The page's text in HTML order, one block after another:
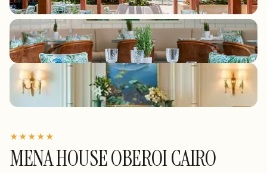
★★★★★
MENA HOUSE OBEROI CAIRO